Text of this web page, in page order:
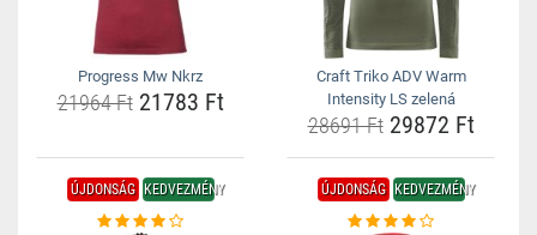
Progress Mw Nkrz
21964 Ft21783 Ft
Craft Triko ADV Warm
Intensity LS zelená
28691 Ft29872 Ft
ÚJDONSÁG KEDVEZMÉNY ÚJDONSÁG KEDVEZMÉNY